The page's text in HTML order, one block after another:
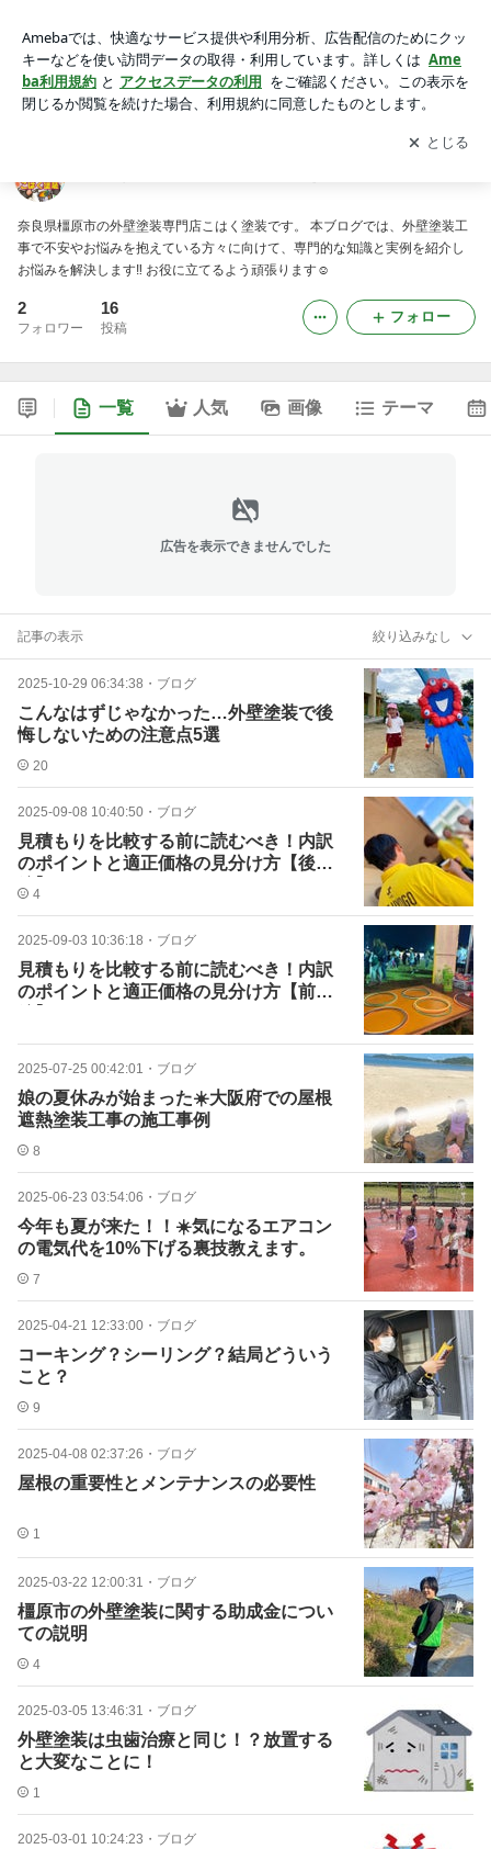
アプリをダウンロードして ブログの更新通知
を受け取りまし
ょう。
開く
奈良県橿原市の外壁塗装専門店こはく塗装です。 本ブログでは、外壁塗装工
事で不安やお悩みを抱えている方々に向けて、専門的な知識と実例を紹介し
お悩みを解決します‼️ お役に立てるよう頑張ります☺️
2
フォロワー
16
投稿
フォロー
一覧 人気 画像 テーマ
広告を表示できませんでした
記事の表示 絞り込みなし
2025-10-29 06:34:38 ・ ブログ
こんなはずじゃなかった…外壁塗装で後
悔しないための注意点5選
20
2025-09-08 10:40:50 ・ ブログ
見積もりを比較する前に読むべき！内訳
のポイントと適正価格の見分け方【後
編】
4
2025-09-03 10:36:18 ・ ブログ
見積もりを比較する前に読むべき！内訳
のポイントと適正価格の見分け方【前
2025-07-25 00:42:01 ・ ブログ
娘の夏休みが始まった☀️大阪府での屋根
遮熱塗装工事の施工事例
8
2025-06-23 03:54:06 ・ ブログ
今年も夏が来た！！☀️気になるエアコン
の電気代を10%下げる裏技教えます。
7
2025-04-21 12:33:00 ・ ブログ
コーキング？シーリング？結局どういう
こと？
9
2025-04-08 02:37:26 ・ ブログ
屋根の重要性とメンテナンスの必要性
1
2025-03-22 12:00:31 ・ ブログ
橿原市の外壁塗装に関する助成金につい
ての説明
4
2025-03-05 13:46:31 ・ ブログ
外壁塗装は虫歯治療と同じ！？放置する
と大変なことに！
1
2025-03-01 10:24:23 ・ ブログ